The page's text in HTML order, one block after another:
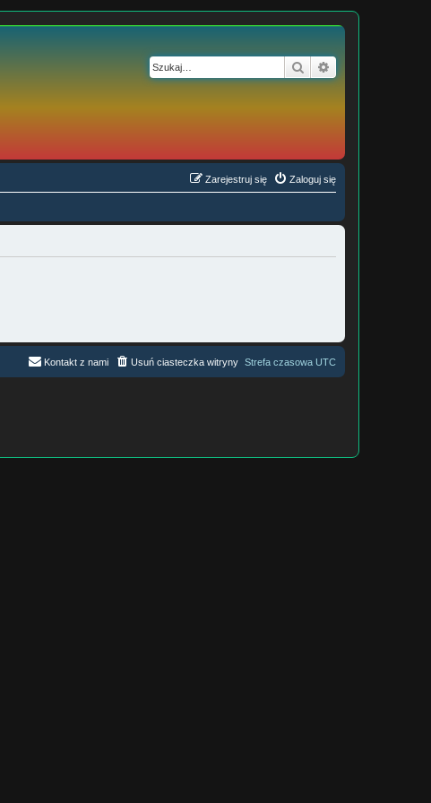
Szukaj
Zaloguj się
Zarejestruj się
Strefa czasowa UTC
Usuń ciasteczka witryny
Kontakt z nami